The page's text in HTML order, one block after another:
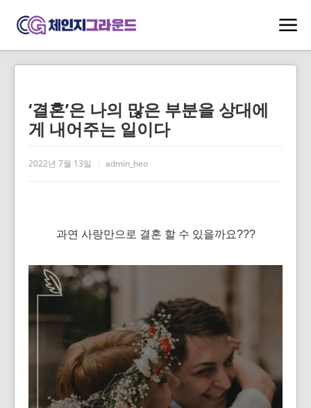
‘결혼’은 나의 많은 부분을 상대에
게 내어주는 일이다
2022년 7월 13일 admin_heo
과연 사랑만으로 결혼 할 수 있을까요???